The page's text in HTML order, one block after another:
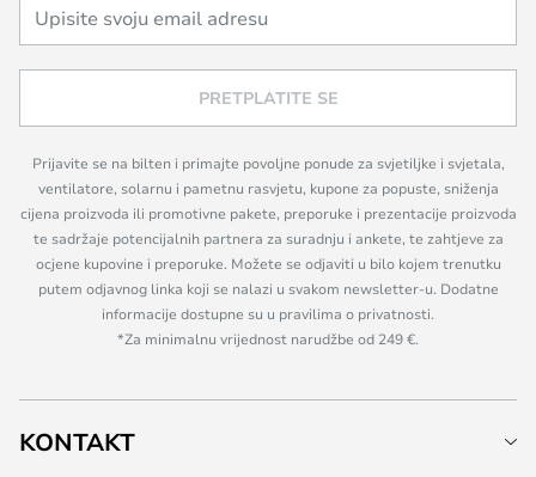
PRETPLATITE SE
Prijavite se na bilten i primajte povoljne ponude za svjetiljke i svjetala,
ventilatore, solarnu i pametnu rasvjetu, kupone za popuste, sniženja
cijena proizvoda ili promotivne pakete, preporuke i prezentacije proizvoda
te sadržaje potencijalnih partnera za suradnju i ankete, te zahtjeve za
ocjene kupovine i preporuke. Možete se odjaviti u bilo kojem trenutku
putem odjavnog linka koji se nalazi u svakom newsletter-u. Dodatne
informacije dostupne su u pravilima o privatnosti.
*Za minimalnu vrijednost narudžbe od 249 €.
KONTAKT